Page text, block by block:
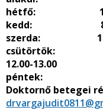
hétfő:
kedd: 8.00-
szerda:
csütörtök:
12.00-13.00
péntek: 9.00
Doktornő betegei